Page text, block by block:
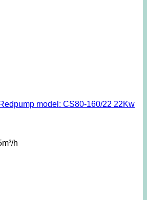
model: CS80-160/22 22Kw
h